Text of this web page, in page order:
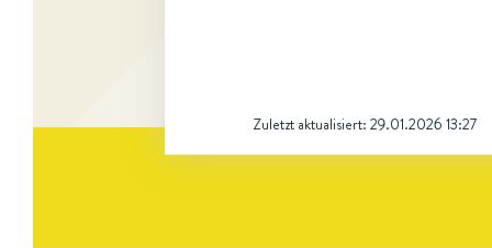
Zuletzt aktualisiert: 29.01.2026 13:27